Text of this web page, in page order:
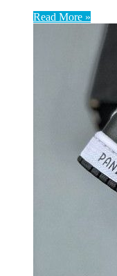
Read More »